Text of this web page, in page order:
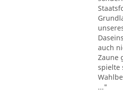
auch
Zaune
spielte
..."